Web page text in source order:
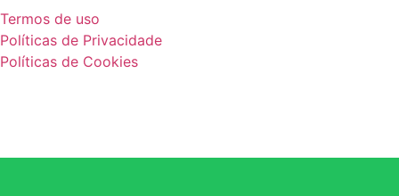
Termos de uso
Políticas de Privacidade
Políticas de Cookies